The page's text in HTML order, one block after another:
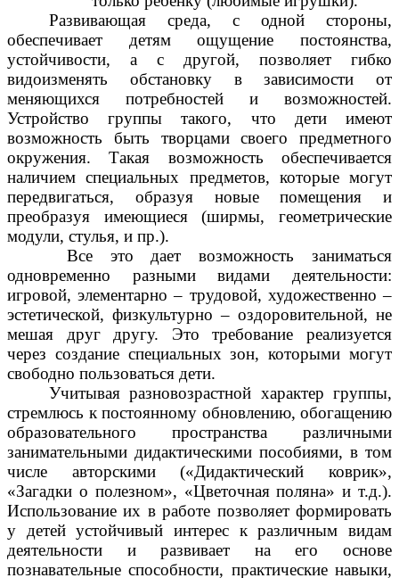
Развивающая среда, с одной стороны,
обеспечивает детям ощущение постоянства,
устойчивости, а с другой, позволяет гибко
видоизменять обстановку в зависимости от
меняющихся потребностей и возможностей.
Устройство группы такого, что дети имеют
возможность быть творцами своего предметного
окружения. Такая возможность обеспечивается
наличием специальных предметов, которые могут
передвигаться, образуя новые помещения и
преобразуя имеющиеся (ширмы, геометрические
модули, стулья, и пр.).
Все это дает возможность заниматься
одновременно разными видами деятельности:
игровой, элементарно – трудовой, художественно –
эстетической, физкультурно – оздоровительной, не
мешая друг другу. Это требование реализуется
через создание специальных зон, которыми могут
свободно пользоваться дети.
Учитывая разновозрастной характер группы,
стремлюсь к постоянному обновлению, обогащению
образовательного пространства различными
занимательными дидактическими пособиями, в том
числе авторскими («Дидактический коврик»,
«Загадки о полезном», «Цветочная поляна» и т.д.).
Использование их в работе позволяет формировать
у детей устойчивый интерес к различным видам
деятельности и развивает на его основе
познавательные способности, практические навыки,